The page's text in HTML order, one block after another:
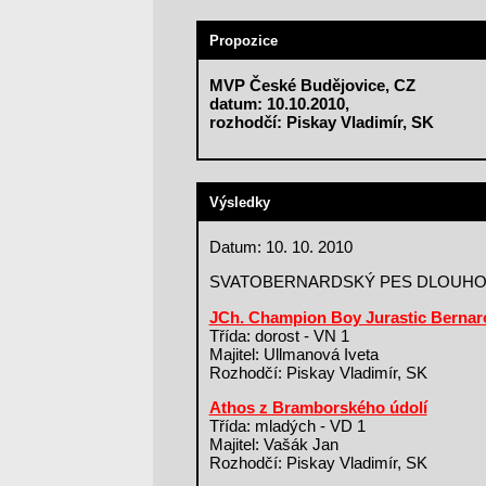
Propozice
MVP České Budějovice, CZ
datum: 10.10.2010,
rozhodčí: Piskay Vladimír, SK
Výsledky
Datum: 10. 10. 2010
SVATOBERNARDSKÝ PES
JCh. Champion Boy Jurastic
Třída: dorost - VN 1
Majitel: Ullmanová Iveta
Rozhodčí: Piskay Vladimír, SK
Athos z Bramborského údolí
Třída: mladých - VD 1
Majitel: Vašák Jan
Rozhodčí: Piskay Vladimír, SK